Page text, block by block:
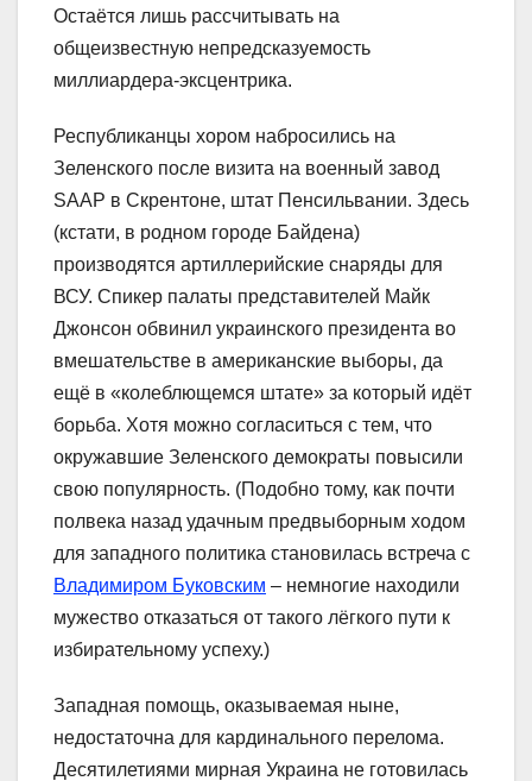
Остаётся лишь рассчитывать на
общеизвестную непредсказуемость
миллиардера-эксцентрика.
Республиканцы хором набросились на
Зеленского после визита на военный завод
SAAP в Скрентоне, штат Пенсильвании. Здесь
(кстати, в родном городе Байдена)
производятся артиллерийские снаряды для
ВСУ. Спикер палаты представителей Майк
Джонсон обвинил украинского президента во
вмешательстве в американские выборы, да
ещё в «колеблющемся штате» за который идёт
борьба. Хотя можно согласиться с тем, что
окружавшие Зеленского демократы повысили
свою популярность. (Подобно тому, как почти
полвека назад удачным предвыборным ходом
для западного политика становилась встреча с
Владимиром Буковским – немногие находили
мужество отказаться от такого лёгкого пути к
избирательному успеху.)
Западная помощь, оказываемая ныне,
недостаточна для кардинального перелома.
Десятилетиями мирная Украина не готовилась